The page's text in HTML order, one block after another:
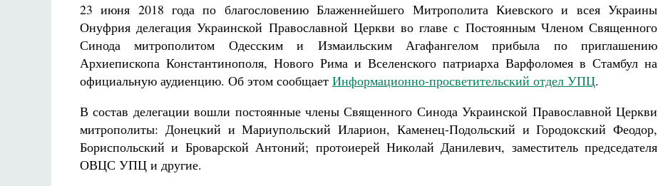
23 июня 2018 года по благословению Блаженнейшего Митрополита Киевского и всея Украины
Онуфрия делегация Украинской Православной Церкви во главе с Постоянным Членом Священного
Синода митрополитом Одесским и Измаильским Агафангелом прибыла по приглашению
Архиепископа Константинополя, Нового Рима и Вселенского патриарха Варфоломея в Стамбул на
официальную аудиенцию. Об этом сообщает Информационно-просветительский отдел УПЦ.
В состав делегации вошли постоянные члены Священного Синода Украинской Православной Церкви
митрополиты: Донецкий и Мариупольский Иларион, Каменец-Подольский и Городокский Феодор,
Бориспольский и Броварской Антоний; протоиерей Николай Данилевич, заместитель председателя
ОВЦС УПЦ и другие.